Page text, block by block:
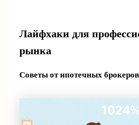
Лайфхаки для
рынка
Советы от ипотечных брокеров